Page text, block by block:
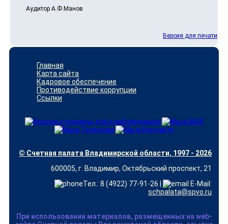
Аудитор А.Ф.Манов
Версия для печати
Главная
Карта сайта
Кадровое обеспечение
Противодействие коррупции
Ссылки
© Счетная палата Владимирской области, 1997 - 2026
600005, г. Владимир, Октябрьский проспект, 21
Тел.: 8 (4922) 77-91-26 |
E-Mail:
schpalata@spvo.ru
При использовании материалов, размещенных на web-